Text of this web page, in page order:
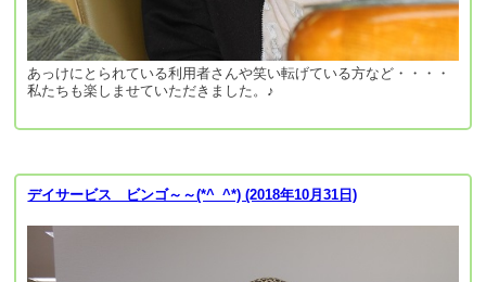
あっけにとられている利用者さんや笑い転げている方など・・・・
私たちも楽しませていただきました。♪
デイサービス ビンゴ～～(*^_^*) (2018年10月31日)